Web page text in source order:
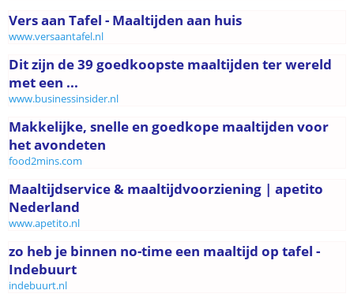
Vers aan Tafel - Maaltijden aan huis
www.versaantafel.nl
Dit zijn de 39 goedkoopste maaltijden ter wereld
met een ...
www.businessinsider.nl
Makkelijke, snelle en goedkope maaltijden voor
het avondeten
food2mins.com
Maaltijdservice & maaltijdvoorziening | apetito
Nederland
www.apetito.nl
zo heb je binnen no-time een maaltijd op tafel -
Indebuurt
indebuurt.nl